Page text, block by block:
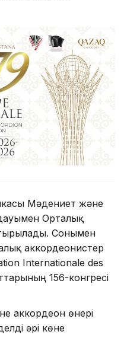
Мәдениет және
Орталық
Сонымен
аккордеонистер
Internationale des
156-конгресі
аккордеон өнері
әрі көне